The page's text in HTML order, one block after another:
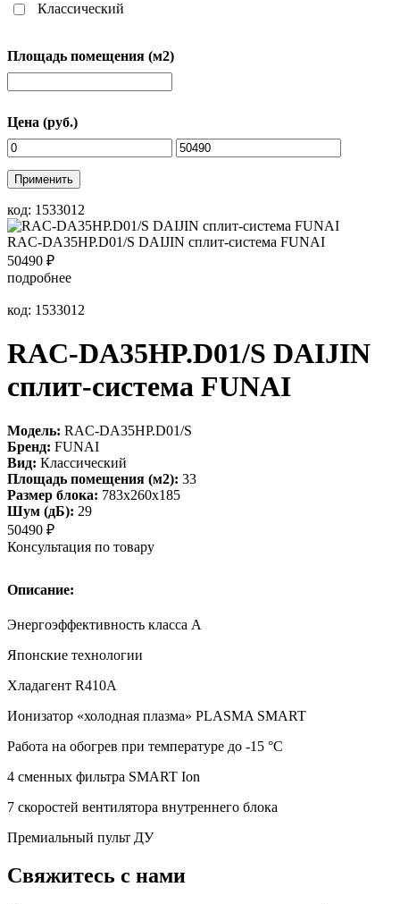
Классический
Площадь помещения (м2)
Цена (руб.)
Применить
код: 1533012
RAC-DA35HP.D01/S DAIJIN сплит-система FUNAI
50490 ₽
подробнее
код: 1533012
RAC-DA35HP.D01/S DAIJIN
сплит-система FUNAI
Модель: RAC-DA35HP.D01/S
Бренд: FUNAI
Вид: Классический
Площадь помещения (м2): 33
Размер блока: 783х260х185
Шум (дБ): 29
50490 ₽
Консультация по товару
Описание:
Энергоэффективность класса А
Японские технологии
Хладагент R410А
Ионизатор «холодная плазма» PLASMA SMART
Работа на обогрев при температуре до -15 °С
4 сменных фильтра SMART Ion
7 скоростей вентилятора внутреннего блока
Премиальный пульт ДУ
Свяжитесь с нами